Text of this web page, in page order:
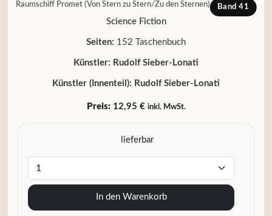
Raumschiff Promet (Von Stern zu Stern/Zu den Sternen) Band 41
Science Fiction
Seiten: 152 Taschenbuch
Künstler: Rudolf Sieber-Lonati
Künstler (Innenteil): Rudolf Sieber-Lonati
Preis:12,95 € inkl. MwSt.
lieferbar
In den Warenkorb